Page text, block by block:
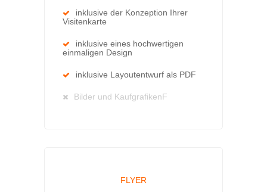
inklusive der Konzeption Ihrer
Visitenkarte
inklusive eines hochwertigen
einmaligen Design
inklusive Layoutentwurf als PDF
Bilder und KaufgrafikenF
FLYER